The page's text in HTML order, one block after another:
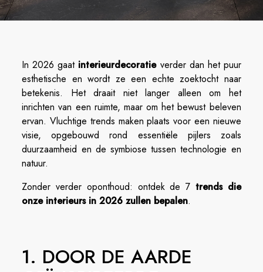
In 2026 gaat interieurdecoratieverder dan het puur
esthetische en wordt ze een echte zoektocht naar
betekenis. Het draait niet langer alleen om het
inrichten van een ruimte, maar om het bewust beleven
ervan. Vluchtige trends maken plaats voor een nieuwe
visie, opgebouwd rond essentiële pijlers zoals
duurzaamheid en de symbiose tussen technologie en
natuur.
Zonder verder oponthoud: ontdek de 7 trends die
onze interieurs in 2026 zullen bepalen.
1. DOOR DE AARDE